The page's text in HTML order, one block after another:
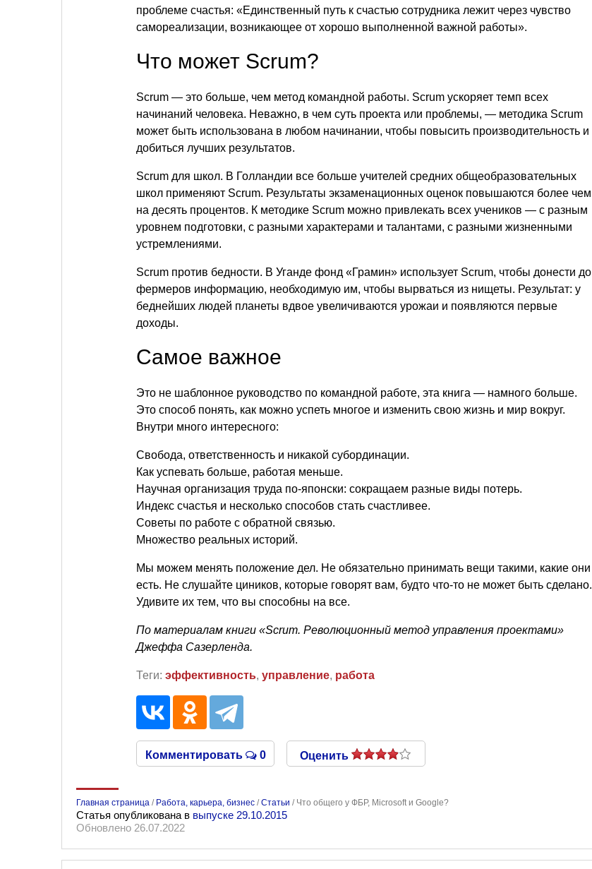
проблеме счастья: «Единственный путь к счастью сотрудника лежит через чувство
самореализации, возникающее от хорошо выполненной важной работы».
Что может Scrum?
Scrum — это больше, чем метод командной работы. Scrum ускоряет темп всех
начинаний человека. Неважно, в чем суть проекта или проблемы, — методика Scrum
может быть использована в любом начинании, чтобы повысить производительность и
добиться лучших результатов.
Scrum для школ. В Голландии все больше учителей средних общеобразовательных
школ применяют Scrum. Результаты экзаменационных оценок повышаются более чем
на десять процентов. К методике Scrum можно привлекать всех учеников — с разным
уровнем подготовки, с разными характерами и талантами, с разными жизненными
устремлениями.
Scrum против бедности. В Уганде фонд «Грамин» использует Scrum, чтобы донести до
фермеров информацию, необходимую им, чтобы вырваться из нищеты. Результат: у
беднейших людей планеты вдвое увеличиваются урожаи и появляются первые
доходы.
Самое важное
Это не шаблонное руководство по командной работе, эта книга — намного больше.
Это способ понять, как можно успеть многое и изменить свою жизнь и мир вокруг.
Внутри много интересного:
Свобода, ответственность и никакой субординации.
Как успевать больше, работая меньше.
Научная организация труда по-японски: сокращаем разные виды потерь.
Индекс счастья и несколько способов стать счастливее.
Советы по работе с обратной связью.
Множество реальных историй.
Мы можем менять положение дел. Не обязательно принимать вещи такими, какие они
есть. Не слушайте циников, которые говорят вам, будто что-то не может быть сделано.
Удивите их тем, что вы способны на все.
По материалам книги «Scrum. Революционный метод управления проектами»
Джеффа Сазерленда.
Теги: эффективность, управление, работа
Комментировать 0 Оценить
Главная страница / Работа, карьера, бизнес /Статьи / Что общего у ФБР, Microsoft и Google?
Статья опубликована в выпуске 29.10.2015
Обновлено 26.07.2022